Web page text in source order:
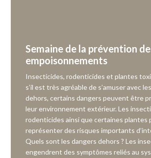
Semaine de la prévention
empoisonnements
Insecticides, rodenticides et plantes
s’il est très agréable de s’amuser avec
dehors, certains dangers peuvent être
leur environnement extérieur. Les
rodenticides ainsi que certaines plantes
représenter des risques importants
Quels sont les dangers dehors ? Les
engendrent des symptômes reliés au